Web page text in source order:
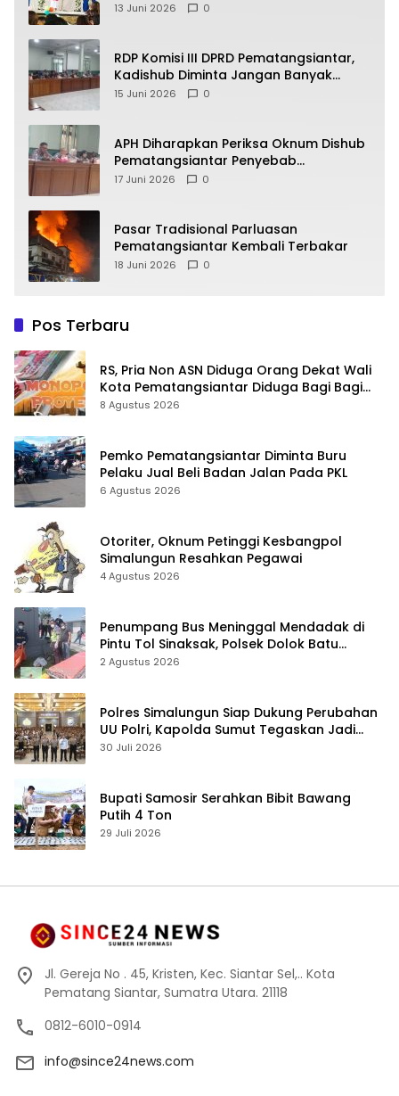
13 Juni 2026 0
RDP Komisi III DPRD Pematangsiantar,
Kadishub Diminta Jangan Banyak
Alasan
15 Juni 2026 0
APH Diharapkan Periksa Oknum Dishub
Pematangsiantar Penyebab
Kebocoran PAD Retribusi Parkir
17 Juni 2026 0
Pasar Tradisional Parluasan
Pematangsiantar Kembali Terbakar
18 Juni 2026 0
Pos Terbaru
RS, Pria Non ASN Diduga Orang Dekat Wali
Kota Pematangsiantar Diduga Bagi Bagi
Proyek ke Kontraktor
8 Agustus 2026
Pemko Pematangsiantar Diminta Buru
Pelaku Jual Beli Badan Jalan Pada PKL
6 Agustus 2026
Otoriter, Oknum Petinggi Kesbangpol
Simalungun Resahkan Pegawai
4 Agustus 2026
Penumpang Bus Meninggal Mendadak di
Pintu Tol Sinaksak, Polsek Dolok Batu
Nanggar Gerak Cepat Olah TKP
2 Agustus 2026
Polres Simalungun Siap Dukung Perubahan
UU Polri, Kapolda Sumut Tegaskan Jadi
Fondasi Penguatan Profesionalisme dan
30 Juli 2026
Bupati Samosir Serahkan Bibit Bawang
Putih 4 Ton
29 Juli 2026
Jl. Gereja No . 45, Kristen, Kec. Siantar Sel,.. Kota
Pematang Siantar, Sumatra Utara. 21118
0812-6010-0914
info@since24news.com